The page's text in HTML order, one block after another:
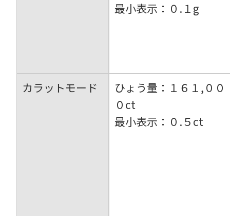
最小表示：０.１g
カラットモード
ひょう量：１６１,００
０ct
最小表示：０.５ct